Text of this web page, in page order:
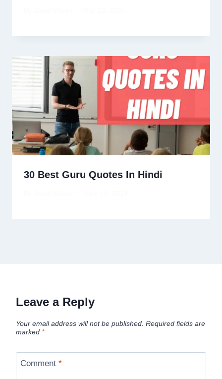
30 Best Guru Quotes In Hindi
Leave a Reply
Your email address will not be published. Required fields are
marked *
Comment *